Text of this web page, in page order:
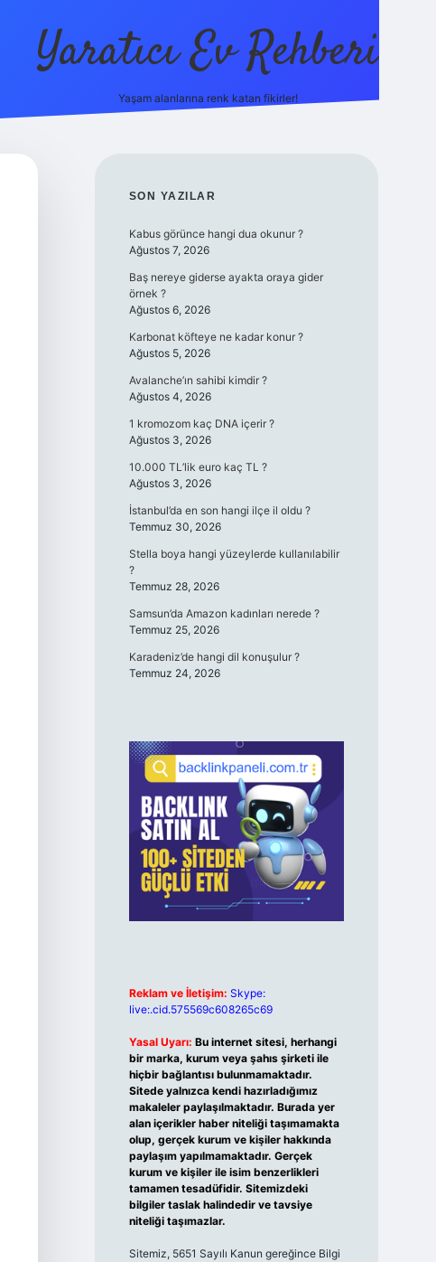
Yaratıcı Ev Rehberi
Yaşam alanlarına renk katan fikirler!
SIDEBAR
SON YAZILAR
Kabus görünce hangi dua okunur ?
Ağustos 7, 2026
Baş nereye giderse ayakta oraya gider
örnek ?
Ağustos 6, 2026
Karbonat köfteye ne kadar konur ?
Ağustos 5, 2026
Avalanche’ın sahibi kimdir ?
Ağustos 4, 2026
1 kromozom kaç DNA içerir ?
Ağustos 3, 2026
10.000 TL’lik euro kaç TL ?
Ağustos 3, 2026
İstanbul’da en son hangi ilçe il oldu ?
Temmuz 30, 2026
Stella boya hangi yüzeylerde kullanılabilir
?
Temmuz 28, 2026
Samsun’da Amazon kadınları nerede ?
Temmuz 25, 2026
Karadeniz’de hangi dil konuşulur ?
Temmuz 24, 2026
Reklam ve İletişim: Skype:
live:.cid.575569c608265c69
Yasal Uyarı: Bu internet sitesi, herhangi
bir marka, kurum veya şahıs şirketi ile
hiçbir bağlantısı bulunmamaktadır.
Sitede yalnızca kendi hazırladığımız
makaleler paylaşılmaktadır. Burada yer
alan içerikler haber niteliği taşımamakta
olup, gerçek kurum ve kişiler hakkında
paylaşım yapılmamaktadır. Gerçek
kurum ve kişiler ile isim benzerlikleri
tamamen tesadüfidir. Sitemizdeki
bilgiler taslak halindedir ve tavsiye
niteliği taşımazlar.
Sitemiz, 5651 Sayılı Kanun gereğince Bilgi